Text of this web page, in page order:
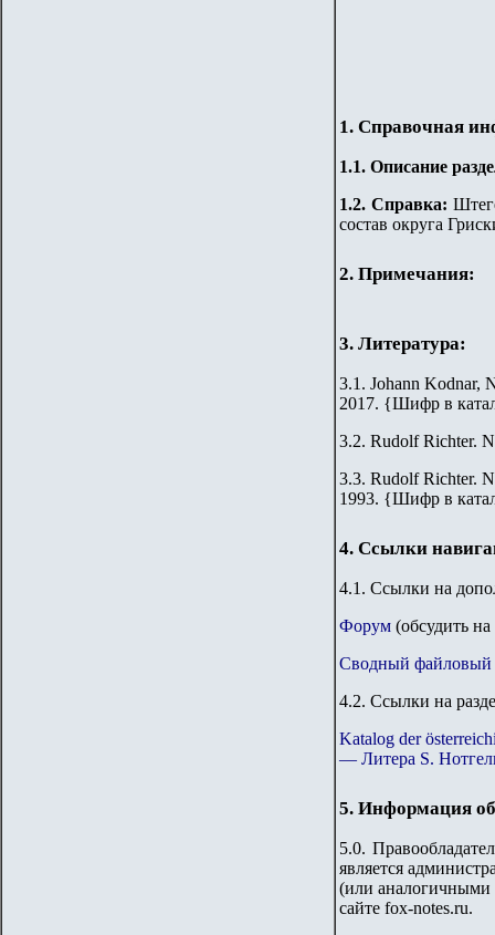
1. Справочная
1.1. Описание
1.2. Справка:
состав округа
2. Примечания:
3. Литература:
3.1. Johann Kodnar,
2017. {Шифр в
3.2. Rudolf Richter.
3.3. Rudolf Richter.
1993. {Шифр в
4. Ссылки
4.1. Ссылки на
Форум (обсудить
Сводный файловый
4.2. Ссылки на
Katalog der
— Литера S.
5. Информация
5.0.
является
(или аналогичными
сайте fox-notes.ru.